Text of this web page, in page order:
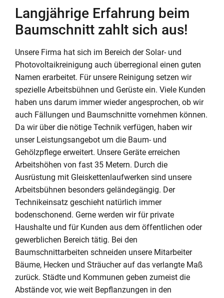
Langjährige Erfahrung beim
Baumschnitt zahlt sich aus!
Unsere Firma hat sich im Bereich der Solar- und
Photovoltaikreinigung auch überregional einen guten
Namen erarbeitet. Für unsere Reinigung setzen wir
spezielle Arbeitsbühnen und Gerüste ein. Viele Kunden
haben uns darum immer wieder angesprochen, ob wir
auch Fällungen und Baumschnitte vornehmen können.
Da wir über die nötige Technik verfügen, haben wir
unser Leistungsangebot um die Baum- und
Gehölzpflege erweitert. Unsere Geräte erreichen
Arbeitshöhen von fast 35 Metern. Durch die
Ausrüstung mit Gleiskettenlaufwerken sind unsere
Arbeitsbühnen besonders geländegängig. Der
Technikeinsatz geschieht natürlich immer
bodenschonend. Gerne werden wir für private
Haushalte und für Kunden aus dem öffentlichen oder
gewerblichen Bereich tätig. Bei den
Baumschnittarbeiten schneiden unsere Mitarbeiter
Bäume, Hecken und Sträucher auf das verlangte Maß
zurück. Städte und Kommunen geben zumeist die
Abstände vor, wie weit Bepflanzungen in den